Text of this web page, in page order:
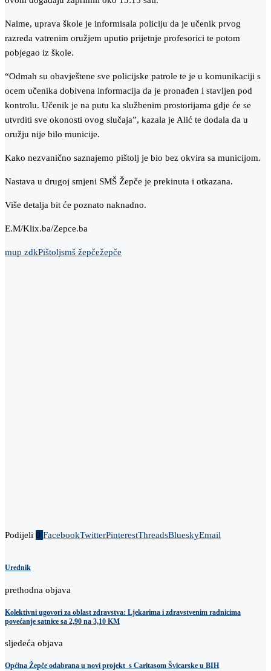
Naime, uprava škole je informisala policiju da je učenik prvog
razreda vatrenim oružjem uputio prijetnje profesorici te potom
pobjegao iz škole.
“Odmah su obavještene sve policijske patrole te je u komunikaciji s
ocem učenika dobivena informacija da je pronađen i stavljen pod
kontrolu. Učenik je na putu ka službenim prostorijama gdje će se
utvrditi sve okonosti ovog slučaja”, kazala je Alić te dodala da u
oružju nije bilo municije.
Kako nezvanično saznajemo pištolj je bio bez okvira sa municijom.
Nastava u drugoj smjeni SMŠ Žepče je prekinuta i otkazana.
Više detalja bit će poznato naknadno.
E.M/Klix.ba/Zepce.ba
mup zdkPištoljsmš žepčežepče
Podijeli 0 FacebookTwitterPinterestThreadsBlueskyEmail
Urednik
prethodna objava
Kolektivni ugovori za oblast zdravstva: Ljekarima i zdravstvenim radnicima
povećanje satnice sa 2,90 na 3,10 KM
sljedeća objava
Općina Žepče odabrana u novi projekt s Caritasom Švicarske u BIH